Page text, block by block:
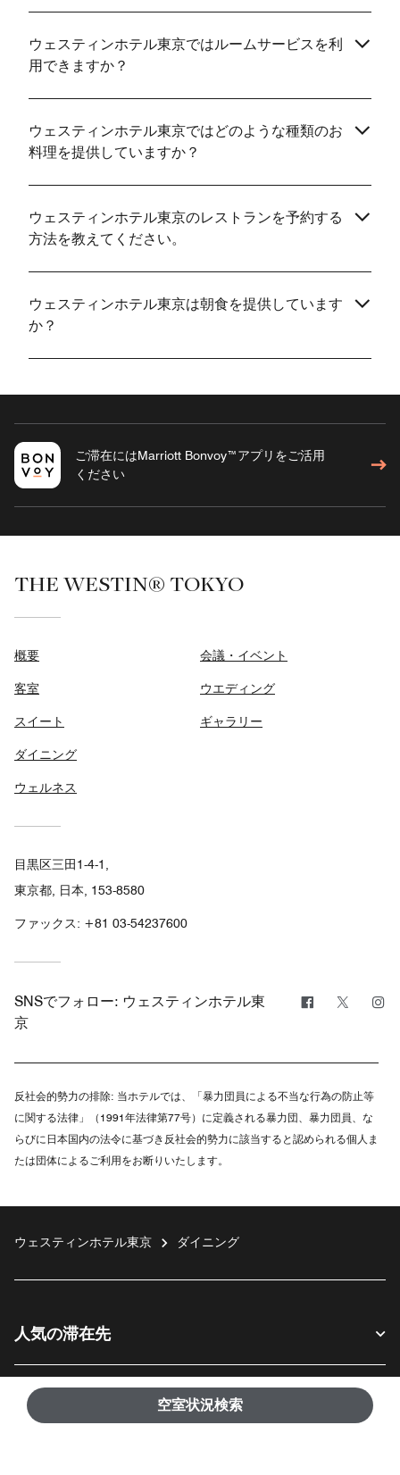
空室状況検索
ウェスティンホテル東京ではルームサービスを利
用できますか？
ウェスティンホテル東京ではどのような種類のお
料理を提供していますか？
ウェスティンホテル東京のレストランを予約する
方法を教えてください。
ウェスティンホテル東京は朝食を提供しています
か？
ご滞在にはMarriott Bonvoy™アプリをご活用
ください
THE WESTIN® TOKYO
概要
客室
スイート
ダイニング
ウェルネス
会議・イベント
ウエディング
ギャラリー
目黒区三田1-4-1,
東京都, 日本, 153-8580
ファックス: +81 03-54237600
SNSでフォロー: ウェスティンホテル東
京
Facebook
Twitter
反社会的勢力の排除: 当ホテルでは、「暴力団員による不当な行為の防止等
に関する法律」（1991年法律第77号）に定義される暴力団、暴力団員、な
らびに日本国内の法令に基づき反社会的勢力に該当すると認められる個人ま
たは団体によるご利用をお断りいたします。
ウェスティンホテル東京 ダイニング
人気の滞在先
お客様へ